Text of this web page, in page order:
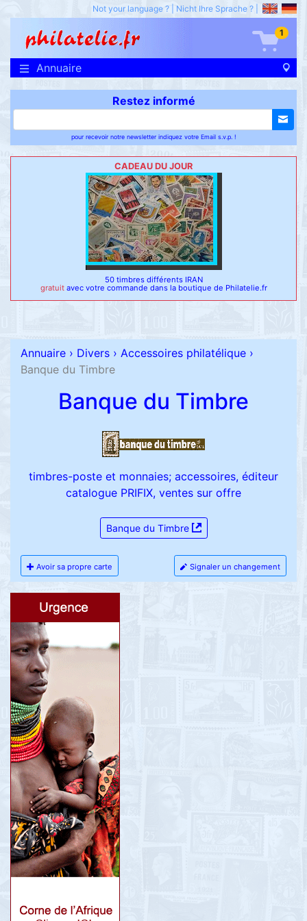
Not your language ? Nicht Ihre Sprache ?
1
Annuaire
Restez informé
pour recevoir notre newsletter indiquez votre Email s.v.p. !
CADEAU DU JOUR
50 timbres différents IRAN
gratuit avec votre commande dans la boutique de Philatelie.fr
Annuaire › Divers › Accessoires philatélique ›
Banque du Timbre
Banque du Timbre
timbres-poste et monnaies; accessoires, éditeur
catalogue PRIFIX, ventes sur offre
Banque du Timbre
Avoir sa propre carte Signaler un changement